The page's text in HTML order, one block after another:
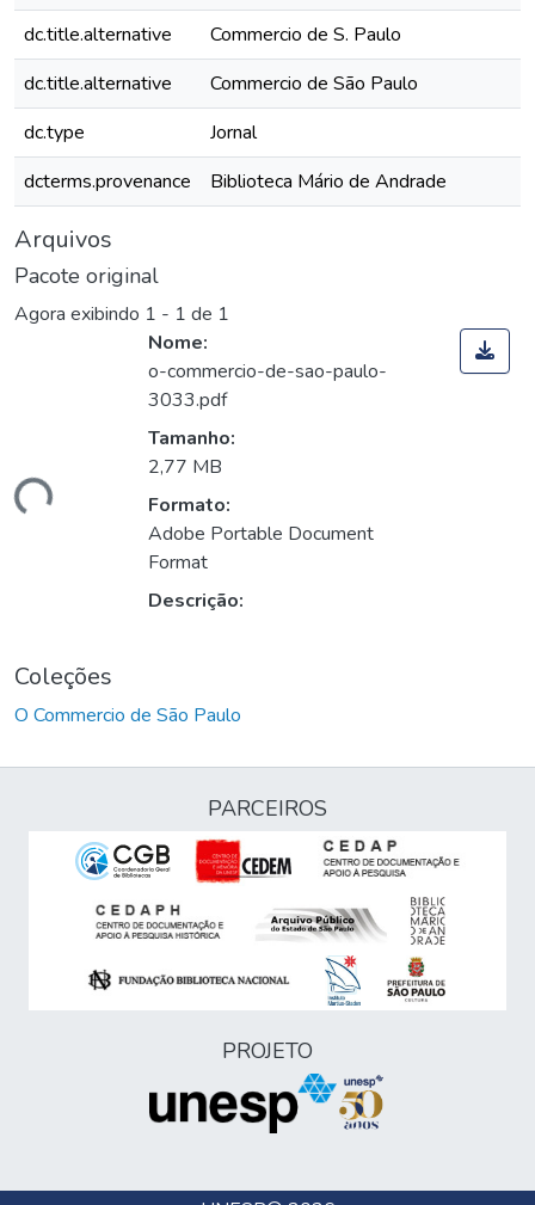
dc.title.alternative
Commercio de S. Paulo
dc.title.alternative
Commercio de São Paulo
dc.type
Jornal
dcterms.provenance
Biblioteca Mário de Andrade
Arquivos
Pacote original
Agora exibindo 1 - 1 de 1
Nome:
o-commercio-de-sao-paulo-
3033.pdf
Tamanho:
2,77 MB
Formato:
Adobe Portable Document
Format
Descrição:
Coleções
O Commercio de São Paulo
PARCEIROS
PROJETO